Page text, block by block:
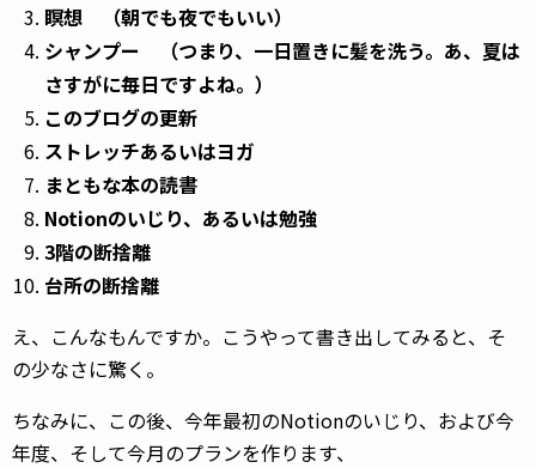
瞑想 （朝でも夜でもいい）
シャンプー （つまり、一日置きに髪を洗う。あ、夏は
さすがに毎日ですよね。）
このブログの更新
ストレッチあるいはヨガ
まともな本の読書
Notionのいじり、あるいは勉強
3階の断捨離
台所の断捨離
え、こんなもんですか。こうやって書き出してみると、そ
の少なさに驚く。
ちなみに、この後、今年最初のNotionのいじり、および今
年度、そして今月のプランを作ります、